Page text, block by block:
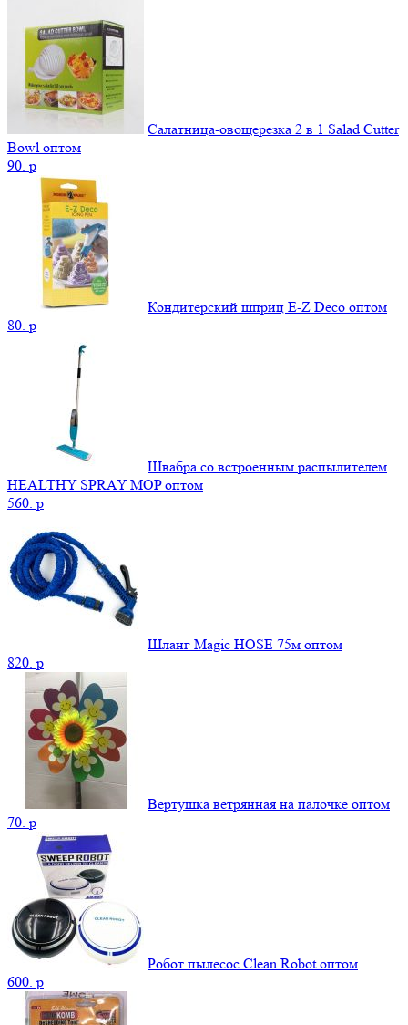
Салатница-овощерезка 2 в 1 Salad Cutter
Bowl оптом
90. p
Кондитерский шприц E-Z Deco оптом
80. p
Швабра со встроенным распылителем
HEALTHY SPRAY MOP оптом
560. p
Шланг Magic HOSE 75м оптом
820. p
Вертушка ветрянная на палочке оптом
70. p
Робот пылесос Clean Robot оптом
600. p